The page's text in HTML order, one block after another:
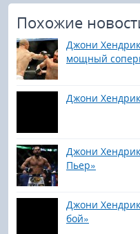
Похожие
Джони
мощный
Джони
Джони
Пьер»
Джони
бой»